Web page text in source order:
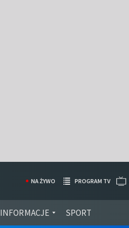
INFORMACJE SPORT
NA ŻYWO PROGRAM TV